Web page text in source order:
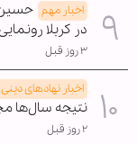
اخبار مهم
در کربلا
۳ روز قبل
اخبار نهادهای
نتیجه سال‌ها
۲ روز قبل